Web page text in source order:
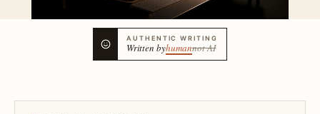
AUTHENTIC WRITING
Written byhumannot AI